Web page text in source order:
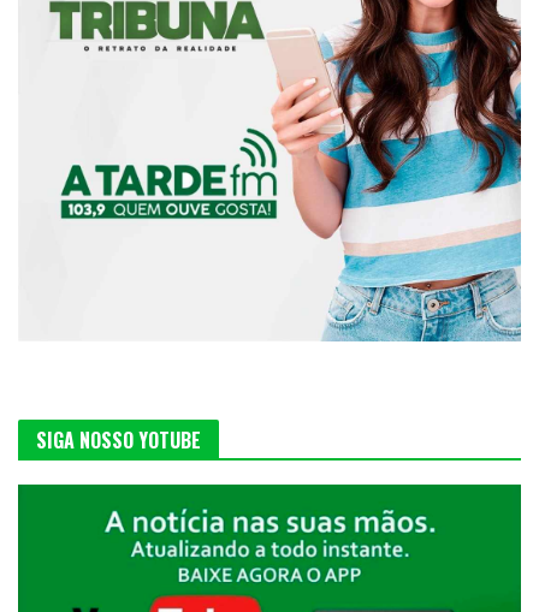
SIGA NOSSO YOTUBE